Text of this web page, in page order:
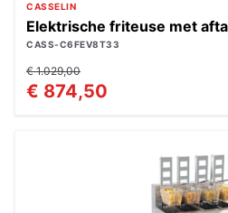
CASSELIN
Elektrische friteuse met
CASS-C6FEV8T33
€ 1.029,00
€ 874,50